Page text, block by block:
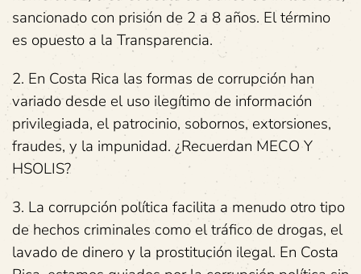
sancionado con prisión de 2 a 8 años. El término
es opuesto a la Transparencia.
2. En Costa Rica las formas de corrupción han
variado desde el uso ilegítimo de información
privilegiada, el patrocinio, sobornos, extorsiones,
fraudes, y la impunidad. ¿Recuerdan MECO Y
HSOLIS?
3. La corrupción política facilita a menudo otro tipo
de hechos criminales como el tráfico de drogas, el
lavado de dinero y la prostitución ilegal. En Costa